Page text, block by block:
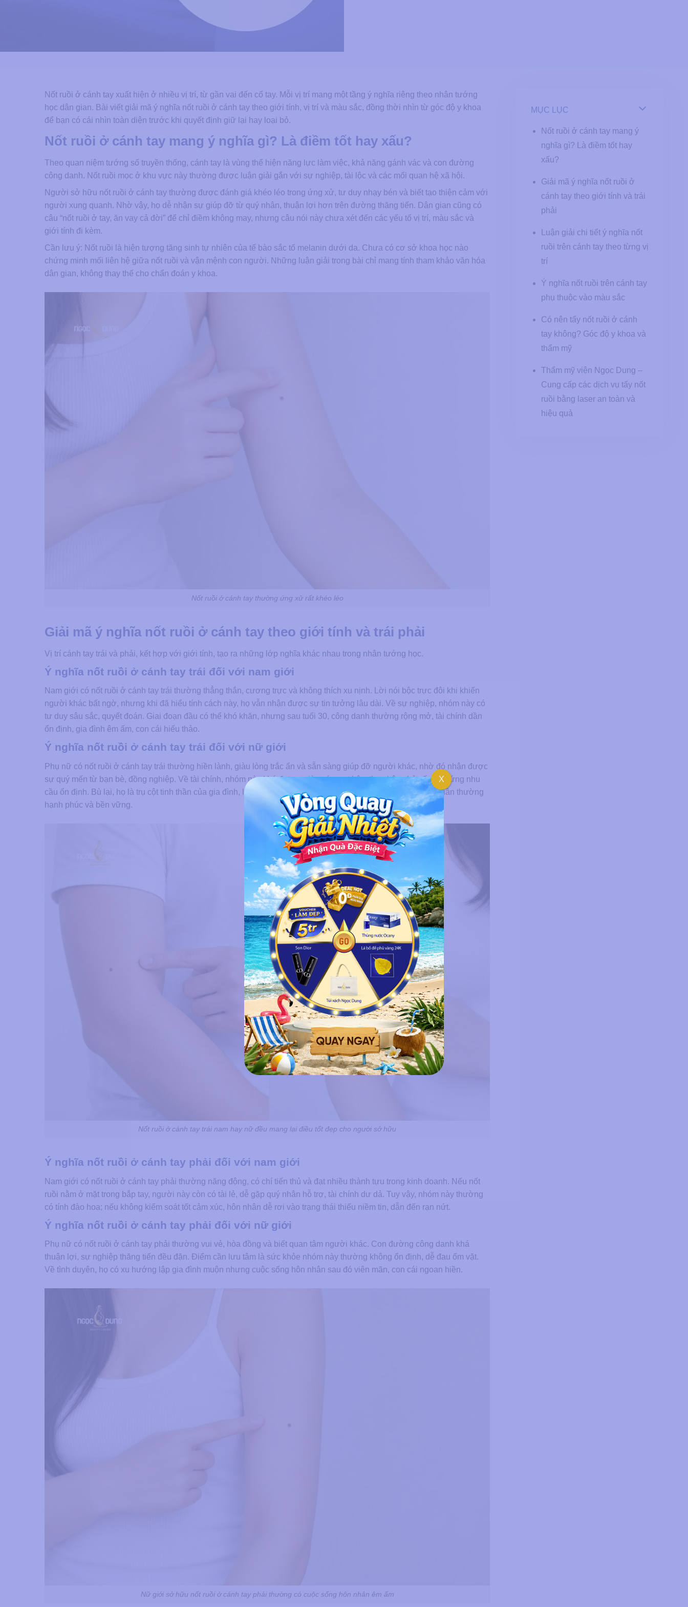
Nốt ruồi ở cánh tay xuất hiện ở nhiều vị trí, từ gần vai đến cổ tay. Mỗi vị trí mang một tầng ý nghĩa riêng theo nhân tướng
học dân gian. Bài viết giải mã ý nghĩa nốt ruồi ở cánh tay theo giới tính, vị trí và màu sắc, đồng thời nhìn từ góc độ y khoa
để bạn có cái nhìn toàn diện trước khi quyết định giữ lại hay loại bỏ.
Nốt ruồi ở cánh tay mang ý nghĩa gì? Là điềm tốt hay xấu?
Theo quan niệm tướng số truyền thống, cánh tay là vùng thể hiện năng lực làm việc, khả năng gánh vác và con đường
công danh. Nốt ruồi mọc ở khu vực này thường được luận giải gắn với sự nghiệp, tài lộc và các mối quan hệ xã hội.
Người sở hữu nốt ruồi ở cánh tay thường được đánh giá khéo léo trong ứng xử, tư duy nhạy bén và biết tạo thiện cảm với
người xung quanh. Nhờ vậy, họ dễ nhận sự giúp đỡ từ quý nhân, thuận lợi hơn trên đường thăng tiến. Dân gian cũng có
câu “nốt ruồi ở tay, ăn vay cả đời” để chỉ điềm không may, nhưng câu nói này chưa xét đến các yếu tố vị trí, màu sắc và
giới tính đi kèm.
Cần lưu ý: Nốt ruồi là hiện tượng tăng sinh tự nhiên của tế bào sắc tố melanin dưới da. Chưa có cơ sở khoa học nào
chứng minh mối liên hệ giữa nốt ruồi và vận mệnh con người. Những luận giải trong bài chỉ mang tính tham khảo văn hóa
dân gian, không thay thế cho chẩn đoán y khoa.
Nốt ruồi ở cánh tay thường ứng xử rất khéo léo
Giải mã ý nghĩa nốt ruồi ở cánh tay theo giới tính và trái phải
Vị trí cánh tay trái và phải, kết hợp với giới tính, tạo ra những lớp nghĩa khác nhau trong nhân tướng học.
Ý nghĩa nốt ruồi ở cánh tay trái đối với nam giới
Nam giới có nốt ruồi ở cánh tay trái thường thẳng thắn, cương trực và không thích xu nịnh. Lời nói bộc trực đôi khi khiến
người khác bất ngờ, nhưng khi đã hiểu tính cách này, họ vẫn nhận được sự tin tưởng lâu dài. Về sự nghiệp, nhóm này có
tư duy sâu sắc, quyết đoán. Giai đoạn đầu có thể khó khăn, nhưng sau tuổi 30, công danh thường rộng mở, tài chính dần
ổn định, gia đình êm ấm, con cái hiếu thảo.
Ý nghĩa nốt ruồi ở cánh tay trái đối với nữ giới
Phụ nữ có nốt ruồi ở cánh tay trái thường hiền lành, giàu lòng trắc ẩn và sẵn sàng giúp đỡ người khác, nhờ đó nhận được
sự quý mến từ bạn bè, đồng nghiệp. Về tài chính, nhóm này khó đạt sự giàu có vượt bậc, thu nhập chủ yếu đáp ứng nhu
cầu ổn định. Bù lại, họ là trụ cột tinh thần của gia đình, luôn đặt chồng con lên hàng đầu, nên cuộc sống hôn nhân thường
hạnh phúc và bền vững.
Nốt ruồi ở cánh tay trái nam hay nữ đều mang lại điều tốt đẹp cho người sở hữu
Ý nghĩa nốt ruồi ở cánh tay phải đối với nam giới
Nam giới có nốt ruồi ở cánh tay phải thường năng động, có chí tiến thủ và đạt nhiều thành tựu trong kinh doanh. Nếu nốt
ruồi nằm ở mặt trong bắp tay, người này còn có tài lẻ, dễ gặp quý nhân hỗ trợ, tài chính dư dả. Tuy vậy, nhóm này thường
có tính đào hoa; nếu không kiểm soát tốt cảm xúc, hôn nhân dễ rơi vào trạng thái thiếu niềm tin, dẫn đến rạn nứt.
Ý nghĩa nốt ruồi ở cánh tay phải đối với nữ giới
Phụ nữ có nốt ruồi ở cánh tay phải thường vui vẻ, hòa đồng và biết quan tâm người khác. Con đường công danh khá
thuận lợi, sự nghiệp thăng tiến đều đặn. Điểm cần lưu tâm là sức khỏe nhóm này thường không ổn định, dễ đau ốm vặt.
Về tình duyên, họ có xu hướng lập gia đình muộn nhưng cuộc sống hôn nhân sau đó viên mãn, con cái ngoan hiền.
Nữ giới sở hữu nốt ruồi ở cánh tay phải thường có cuộc sống hôn nhân êm ấm
MỤC LỤC
Nốt ruồi ở cánh tay mang ý
nghĩa gì? Là điềm tốt hay
xấu?
Giải mã ý nghĩa nốt ruồi ở
cánh tay theo giới tính và trái
phải
Luận giải chi tiết ý nghĩa nốt
ruồi trên cánh tay theo từng vị
trí
Ý nghĩa nốt ruồi trên cánh tay
phụ thuộc vào màu sắc
Có nên tẩy nốt ruồi ở cánh
tay không? Góc độ y khoa và
thẩm mỹ
Thẩm mỹ viện Ngọc Dung –
Cung cấp các dịch vụ tẩy nốt
ruồi bằng laser an toàn và
hiệu quả
X